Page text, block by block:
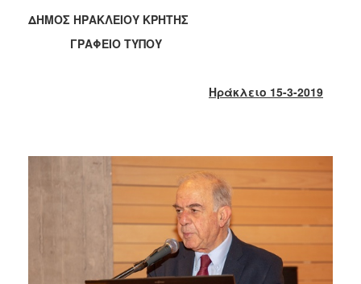
2019
2018
2012
ΔΗΜΟΣ ΗΡΑΚΛΕΙΟΥ ΚΡΗΤΗΣ
ΓΡΑΦΕΙΟ ΤΥΠΟΥ
Ηράκλειο 15-3-2019